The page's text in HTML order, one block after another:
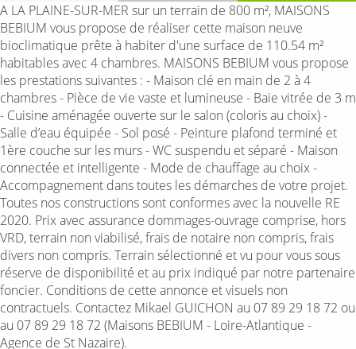
A LA PLAINE-SUR-MER sur un terrain de 800 m², MAISONS
BEBIUM vous propose de réaliser cette maison neuve
bioclimatique prête à habiter d'une surface de 110.54 m²
habitables avec 4 chambres. MAISONS BEBIUM vous propose
les prestations suivantes : - Maison clé en main de 2 à 4
chambres - Pièce de vie vaste et lumineuse - Baie vitrée de 3 m
- Cuisine aménagée ouverte sur le salon (coloris au choix) -
Salle d’eau équipée - Sol posé - Peinture plafond terminé et
1ère couche sur les murs - WC suspendu et séparé - Maison
connectée et intelligente - Mode de chauffage au choix -
Accompagnement dans toutes les démarches de votre projet.
Toutes nos constructions sont conformes avec la nouvelle RE
2020. Prix avec assurance dommages-ouvrage comprise, hors
VRD, terrain non viabilisé, frais de notaire non compris, frais
divers non compris. Terrain sélectionné et vu pour vous sous
réserve de disponibilité et au prix indiqué par notre partenaire
foncier. Conditions de cette annonce et visuels non
contractuels. Contactez Mikael GUICHON au 07 89 29 18 72 ou
au 07 89 29 18 72 (Maisons BEBIUM - Loire-Atlantique -
Agence de St Nazaire).